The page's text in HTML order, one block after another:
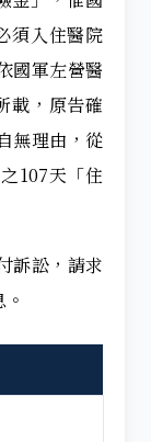
須入住醫院
國軍左營醫
載，原告確
無理由，從
107天「住
訴訟，請求